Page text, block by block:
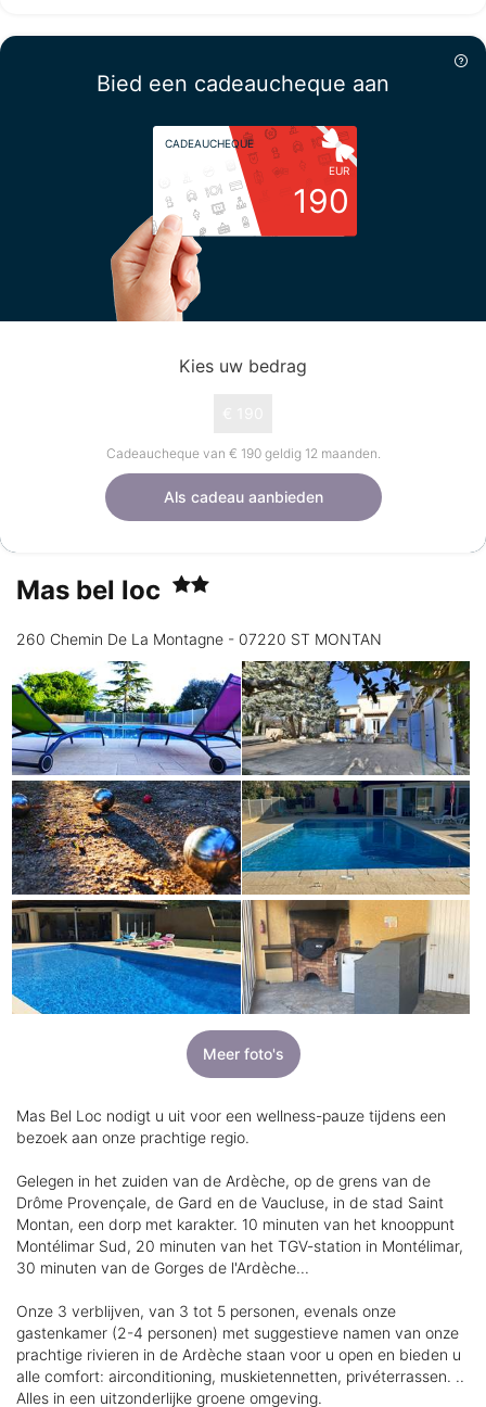
12-8
niet
beschikbaar
Bied een cadeaucheque aan
CADEAUCHEQUE
EUR
190
Kies uw bedrag
Cadeaucheque van € 190 geldig 12 maanden.
Als cadeau aanbieden
Mas bel loc
260 Chemin De La Montagne - 07220 ST MONTAN
Meer foto's
Mas Bel Loc nodigt u uit voor een wellness-pauze tijdens een
bezoek aan onze prachtige regio.
Gelegen in het zuiden van de Ardèche, op de grens van de
Drôme Provençale, de Gard en de Vaucluse, in de stad Saint
Montan, een dorp met karakter. 10 minuten van het knooppunt
Montélimar Sud, 20 minuten van het TGV-station in Montélimar,
30 minuten van de Gorges de l'Ardèche...
Onze 3 verblijven, van 3 tot 5 personen, evenals onze
gastenkamer (2-4 personen) met suggestieve namen van onze
prachtige rivieren in de Ardèche staan voor u open en bieden u
alle comfort: airconditioning, muskietennetten, privéterrassen. ..
Alles in een uitzonderlijke groene omgeving.